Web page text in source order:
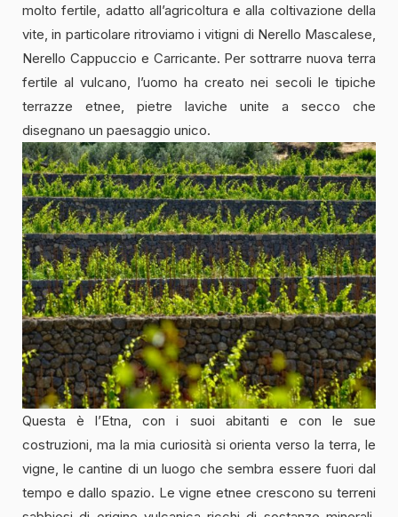
molto fertile, adatto all’agricoltura e alla coltivazione della
vite, in particolare ritroviamo i vitigni di Nerello Mascalese,
Nerello Cappuccio e Carricante. Per sottrarre nuova terra
fertile al vulcano, l’uomo ha creato nei secoli le tipiche
terrazze etnee, pietre laviche unite a secco che
disegnano un paesaggio unico.
Questa è l’Etna, con i suoi abitanti e con le sue
costruzioni, ma la mia curiosità si orienta verso la terra, le
vigne, le cantine di un luogo che sembra essere fuori dal
tempo e dallo spazio. Le vigne etnee crescono su terreni